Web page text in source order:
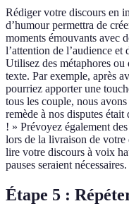
Rédiger votre discours en
d’humour permettra de
moments émouvants avec
l’attention de l’audience
Utilisez des métaphores
texte. Par exemple, après
pourriez apporter une
tous les couple, nous
remède à nos disputes
! » Prévoyez également
lors de la livraison de votre
lire votre discours à voix
pauses seraient nécessaires.
Étape 5 :